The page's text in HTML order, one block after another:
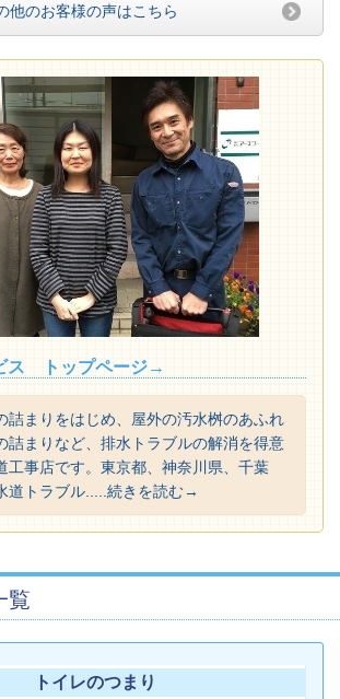
他のお客様の声はこちら
ス トップページ→
詰まりをはじめ、屋外の汚水桝のあふれ
詰まりなど、排水トラブルの解消を得意
工事店です。東京都、神奈川県、千葉
道トラブル.....続きを読む→
覧
トイレのつまり